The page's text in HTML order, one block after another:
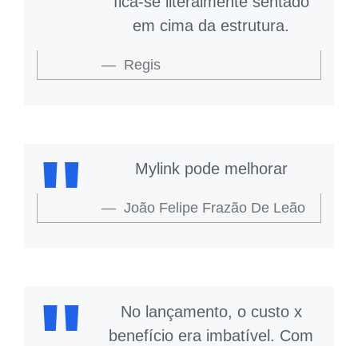
em cima da estrutura.
Regis
Mylink pode melhorar
João Felipe Frazão De Leão
No lançamento, o custo x
benefício era imbatível. Com